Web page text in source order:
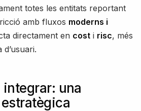
totes les entitats reportant
amb fluxos moderns i
directament en cost i risc, més
d’usuari.
una